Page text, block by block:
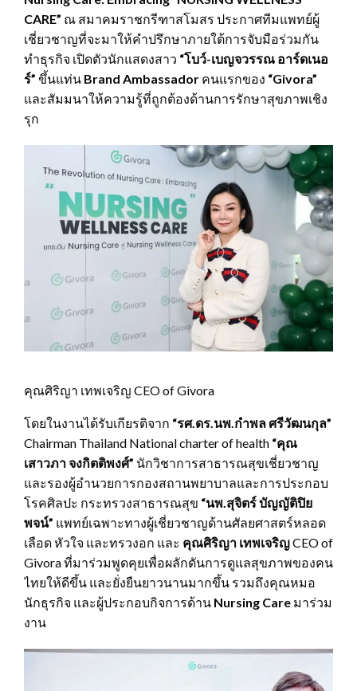
CARE” ณ สมาคมราชกรีฑาสโมสร ประกาศทีมแพทย์ผู้
เชี่ยวชาญที่จะมาให้คำปรึกษาภายใต้การจับมือร่วมกัน
ทำธุรกิจ เปิดตัวนักแสดงสาว “โบว์-เบญจวรรณ อาร์ดเนอ
ร์” ขึ้นแท่น Brand Ambassador คนแรกของ “Givora”
และสัมมนาให้ความรู้ที่ถูกต้องด้านการรักษาสุขภาพเชิง
รุก
คุณศิริญา เทพเจริญ CEO of Givora
โดยในงานได้รับเกียรติจาก “รศ.ดร.นพ.กำพล ศรีวัฒนกุล”
Chairman Thailand National charter of health “คุณ
เสาวภา จงกิตติพงศ์” นักวิชาการสาธารณสุขเชี่ยวชาญ
และรองผู้อำนวยการกองสถานพยาบาลและการประกอบ
โรคศิลปะ กระทรวงสาธารณสุข “นพ.สุจิตร์ บัญญัติปิย
พจน์” แพทย์เฉพาะทางผู้เชี่ยวชาญด้านศัลยศาสตร์หลอด
เลือด หัวใจ และทรวงอก และ คุณศิริญา เทพเจริญCEO of
Givora ที่มาร่วมพูดคุยเพื่อผลักดันการดูแลสุขภาพของคน
ไทยให้ดีขึ้น และยั่งยืนยาวนานมากขึ้น รวมถึงคุณหมอ
นักธุรกิจ และผู้ประกอบกิจการด้าน Nursing Care มาร่วม
งาน